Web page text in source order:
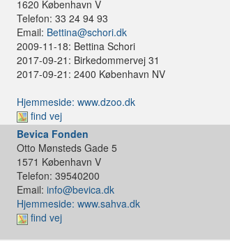
1620 København V
Telefon: 33 24 94 93
Email: Bettina@schori.dk
2009-11-18: Bettina Schori
2017-09-21: Birkedommervej 31
2017-09-21: 2400 København NV
Hjemmeside: www.dzoo.dk
find vej
Bevica Fonden
Otto Mønsteds Gade 5
1571 København V
Telefon: 39540200
Email: info@bevica.dk
Hjemmeside: www.sahva.dk
find vej